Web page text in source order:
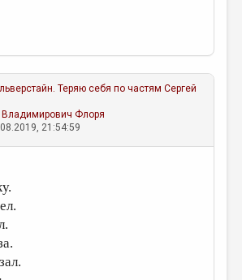
Теряю себя по частям Сергей
Владимирович Флоря
21:54:59